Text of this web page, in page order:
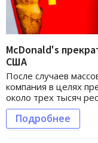
McDonald's
США
После случаев
компания в целях
около трех тысяч
Подробнее